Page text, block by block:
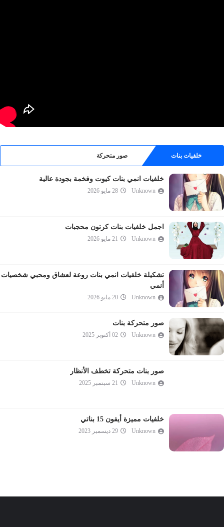
خلفيات بنات صور متحركة
خلفيات انمي بنات كيوت وفخمة بجودة عالية
Unknown 28 مايو 2026
اجمل خلفيات بنات كرتون محجبات
Unknown 21 مايو 2026
تشكيلة خلفيات انمي بنات روعة لعشاق ومحبي شخصيات
أنمي
Unknown 20 مايو 2026
صور متحركة بنات
Unknown 02 أكتوبر 2025
صور بنات متحركة تخطف الأنظار
Unknown 21 سبتمبر 2025
خلفيات مميزة أيفون 15 بناتي
Unknown 29 ديسمبر 2023